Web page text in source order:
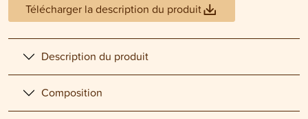
Télécharger la description du produit
Description du produit
Composition